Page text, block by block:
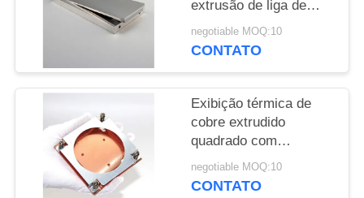
POLICY
extrusão de liga de
alumínio comprimento
personalizado
negotiable MOQ:10
CONTATO
Exibição térmica de
cobre extrudido
quadrado com
anodização /
revestimento em pó /
negotiable MOQ:10
CONTATO